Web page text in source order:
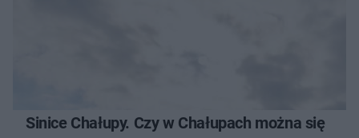
Sinice Chałupy. Czy w Chałupach można się